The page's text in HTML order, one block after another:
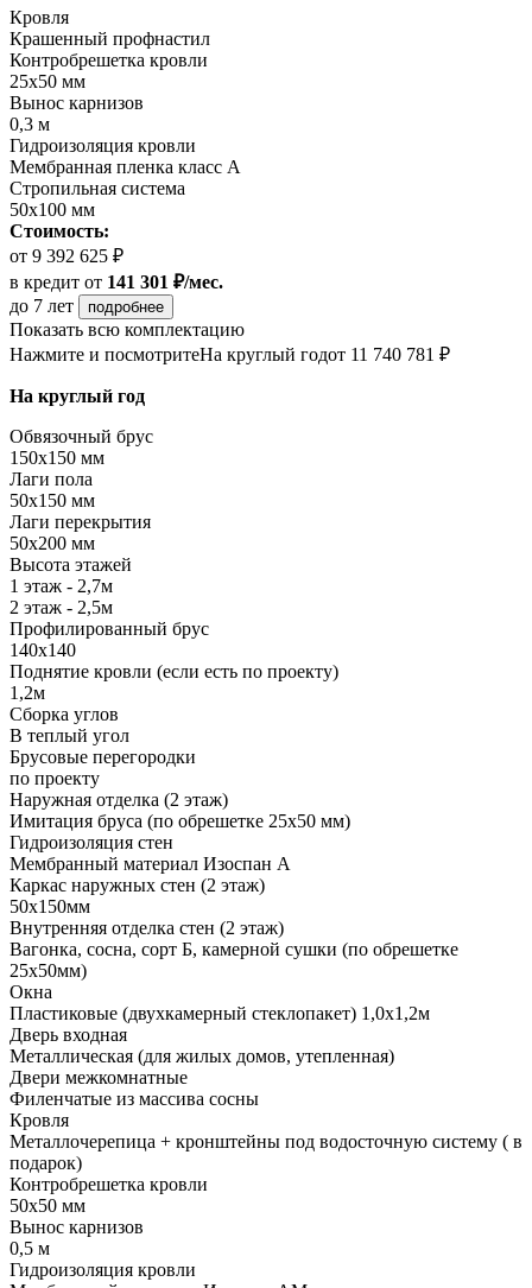
Кровля
Крашенный профнастил
Контробрешетка кровли
25х50 мм
Вынос карнизов
0,3 м
Гидроизоляция кровли
Мембранная пленка класс А
Стропильная система
50х100 мм
Стоимость:
от 9 392 625 ₽
в кредит от 141 301 ₽/мес.
до 7 лет
подробнее
Показать всю комплектацию
Нажмите и посмотритеНа круглый годот 11 740 781 ₽
На круглый год
Обвязочный брус
150х150 мм
Лаги пола
50х150 мм
Лаги перекрытия
50х200 мм
Высота этажей
1 этаж - 2,7м
2 этаж - 2,5м
Профилированный брус
140х140
Поднятие кровли (если есть по проекту)
1,2м
Сборка углов
В теплый угол
Брусовые перегородки
по проекту
Наружная отделка (2 этаж)
Имитация бруса (по обрешетке 25х50 мм)
Гидроизоляция стен
Мембранный материал Изоспан А
Каркас наружных стен (2 этаж)
50х150мм
Внутренняя отделка стен (2 этаж)
Вагонка, сосна, сорт Б, камерной сушки (по обрешетке
25х50мм)
Окна
Пластиковые (двухкамерный стеклопакет) 1,0х1,2м
Дверь входная
Металлическая (для жилых домов, утепленная)
Двери межкомнатные
Филенчатые из массива сосны
Кровля
Металлочерепица + кронштейны под водосточную систему ( в
подарок)
Контробрешетка кровли
50х50 мм
Вынос карнизов
0,5 м
Гидроизоляция кровли